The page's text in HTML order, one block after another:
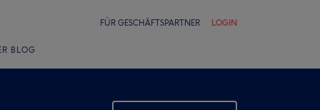
FÜR GESCHÄFTSPARTNER LOGIN
BLOG